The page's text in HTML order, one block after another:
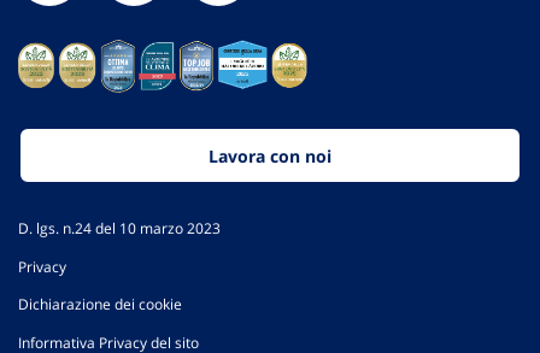
Lavora con noi
D. lgs. n.24 del 10 marzo 2023
Privacy
Dichiarazione dei cookie
Informativa Privacy del sito